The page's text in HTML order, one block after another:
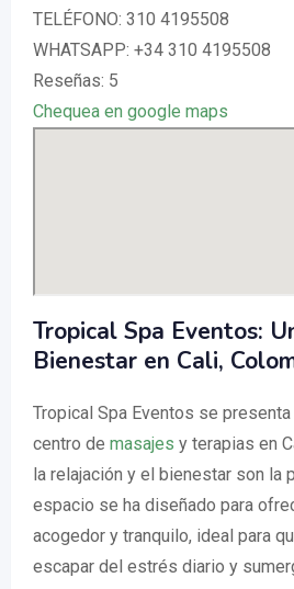
TELÉFONO: 310 4195508
WHATSAPP: +34 310 4195508
Reseñas: 5
Chequea en google maps
Tropical Spa Eventos:
Bienestar en Cali,
Tropical Spa Eventos se
centro de masajes y terapias en
la relajación y el bienestar son la
espacio se ha diseñado para
acogedor y tranquilo, ideal para
escapar del estrés diario y